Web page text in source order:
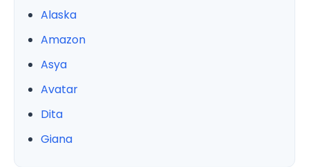
Alaska
Amazon
Asya
Avatar
Dita
Giana